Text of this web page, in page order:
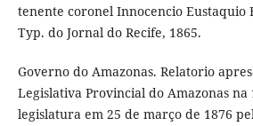
tenente coronel Innocencio Eustaquio
Typ. do Jornal do Recife, 1865.
Governo do Amazonas. Relatorio
Legislativa Provincial do Amazonas na
legislatura em 25 de março de 1876